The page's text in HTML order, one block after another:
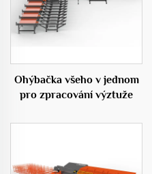
Ohýbačka všeho v jednom
pro zpracování výztuže